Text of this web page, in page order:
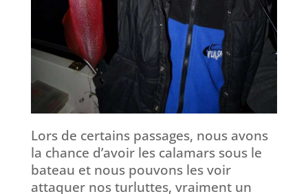
Lors de certains passages, nous avons
la chance d’avoir les calamars sous le
bateau et nous pouvons les voir
attaquer nos turluttes, vraiment un